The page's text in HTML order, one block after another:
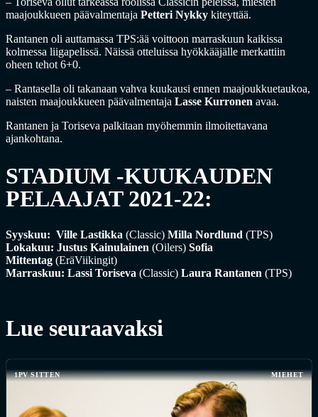
maajoukkueen päävalmentaja Petteri Nykky kiteyttää.
Rantanen oli auttamassa TPS:ää voittoon marraskuun kaikissa
kolmessa liigapelissä. Näissä otteluissa hyökkääjälle merkattiin
oheen tehot 6+0.
– Rantasella oli takanaan vahva kuukausi ennen maajoukkuetaukoa,
naisten maajoukkueen päävalmentaja Lasse Kurronen avaa.
Rantanen ja Toriseva palkitaan myöhemmin ilmoitettavana
ajankohtana.
STADIUM -KUUKAUDEN
PELAAJAT 2021-22:
Syyskuu: Ville Lastikka (Classic) Milla Nordlund (TPS)
Lokakuu: Justus Kainulainen (Oilers) Sofia
Mittentag (EräViikingit)
Marraskuu: Lassi Toriseva (Classic) Laura Rantanen (TPS)
Lue seuraavaksi
1PV SITTEN MIEHET